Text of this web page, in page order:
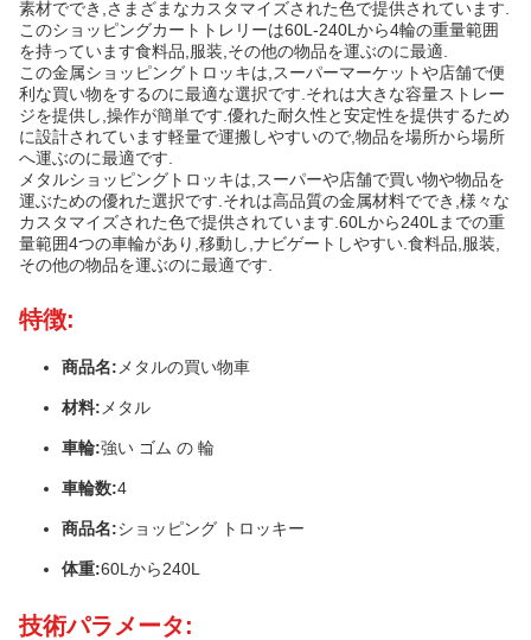
素材ででき,さまざまなカスタマイズされた色で提供されています.
このショッピングカートトレリーは60L-240Lから4輪の重量範囲
を持っています食料品,服装,その他の物品を運ぶのに最適.
この金属ショッピングトロッキは,スーパーマーケットや店舗で便
利な買い物をするのに最適な選択です.それは大きな容量ストレー
ジを提供し,操作が簡単です.優れた耐久性と安定性を提供するため
に設計されています軽量で運搬しやすいので,物品を場所から場所
へ運ぶのに最適です.
メタルショッピングトロッキは,スーパーや店舗で買い物や物品を
運ぶための優れた選択です.それは高品質の金属材料ででき,様々な
カスタマイズされた色で提供されています.60Lから240Lまでの重
量範囲4つの車輪があり,移動し,ナビゲートしやすい.食料品,服装,
その他の物品を運ぶのに最適です.
特徴:
商品名: メタルの買い物車
材料: メタル
車輪:強い ゴム の 輪
車輪数:4
商品名:ショッピング トロッキー
体重:60Lから240L
技術パラメータ: